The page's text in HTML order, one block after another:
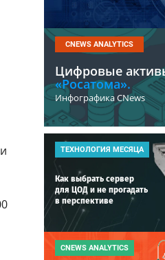
CNEWS ANALYTICS
Цифровые
«Росатома».
Инфографика CNews
ТЕХНОЛОГИЯ МЕСЯЦА
Как выбрать сервер
для ЦОД и не прогадать
в перспективе
CNEWS ANALYTICS